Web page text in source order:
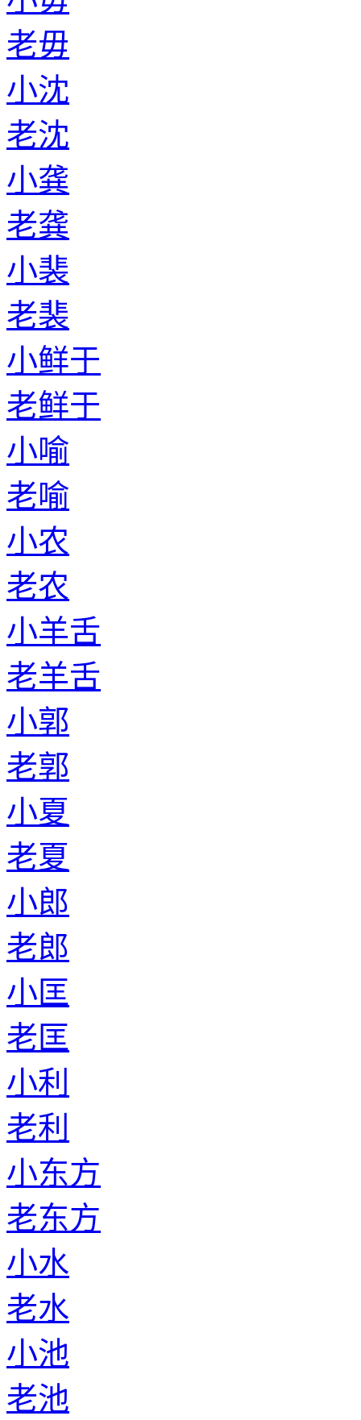
老毋
小沈
老沈
小龚
老龚
小裴
老裴
小鲜于
老鲜于
小喻
老喻
小农
老农
小羊舌
老羊舌
小郭
老郭
小夏
老夏
小郎
老郎
小匡
老匡
小利
老利
小东方
老东方
小水
老水
小池
老池